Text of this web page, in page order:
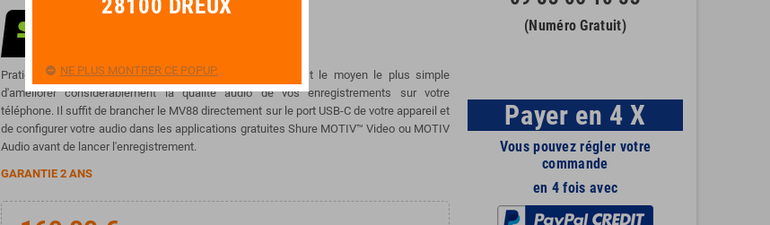
Pratique, portable et extrêmement polyvalent, le MV88 est le moyen le plus simple
d'améliorer considérablement la qualité audio de vos enregistrements sur votre
téléphone. Il suffit de brancher le MV88 directement sur le port USB-C de votre appareil et
de configurer votre audio dans les applications gratuites Shure MOTIV™ Video ou MOTIV
Audio avant de lancer l'enregistrement.
GARANTIE 2 ANS
(Numéro Gratuit)
Payer en 4 X
Vous pouvez régler votre
commande
en 4 fois avec
28100 DREUX
NE PLUS MONTRER CE POPUP.